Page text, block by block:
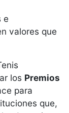
e
valores que
los Premios
para
que,